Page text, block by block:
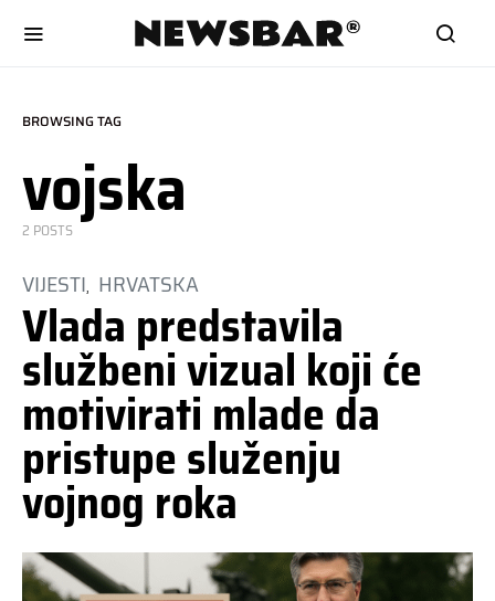
BROWSING TAG
vojska
2 POSTS
VIJESTI HRVATSKA
Vlada predstavila
službeni vizual koji će
motivirati mlade da
pristupe služenju
vojnog roka